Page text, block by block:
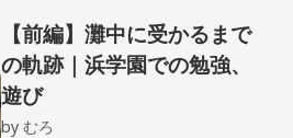
【前編】灘中に受かるまで
の軌跡｜浜学園での勉強、
遊び
byむろ